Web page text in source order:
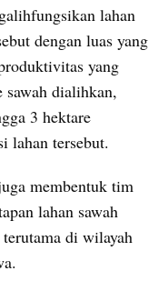
lahan
dengan luas yang
yang
sawah dialihkan,
3 hektare
lahan tersebut.
membentuk tim
lahan sawah
di wilayah